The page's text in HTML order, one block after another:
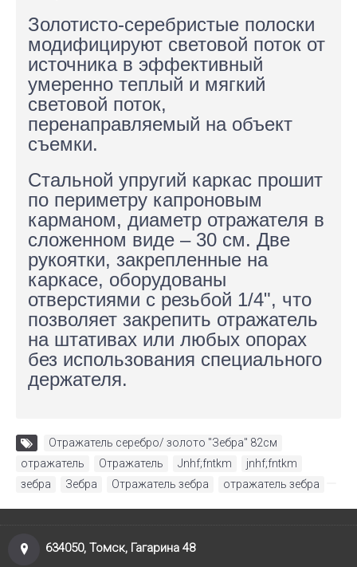
Золотисто-серебристые полоски
модифицируют световой поток от
источника в эффективный
умеренно теплый и мягкий
световой поток,
перенаправляемый на объект
съемки.
Стальной упругий каркас прошит
по периметру капроновым
карманом, диаметр отражателя в
сложенном виде – 30 см. Две
рукоятки, закрепленные на
каркасе, оборудованы
отверстиями с резьбой 1/4", что
позволяет закрепить отражатель
на штативах или любых опорах
без использования специального
держателя.
Отражатель серебро/ золото "Зебра" 82см
отражатель
Отражатель Jnhf;fntkm jnhf;fntkm
зебра
Зебра Отражатель зебра отражатель зебра
634050, Томск, Гагарина 48